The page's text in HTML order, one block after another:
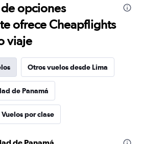
opciones
ofrece Cheapflights
viaje
Otros vuelos desde Lima
de Panamá
Vuelos por clase